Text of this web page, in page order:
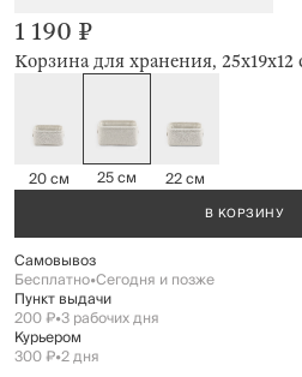
Корзина для хранения,
1 190 ₽
20 см 25 см 22 см
В КОРЗИНУ
Самовывоз
Бесплатно•Сегодня и позже
Пункт выдачи
200 ₽•3 рабочих дня
Курьером
300 ₽•2 дня